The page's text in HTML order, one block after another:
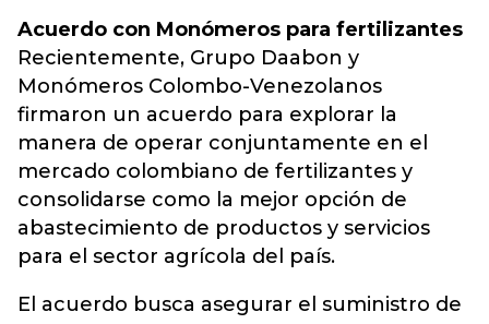
Acuerdo con Monómeros para fertilizantes
Recientemente, Grupo Daabon y
Monómeros Colombo-Venezolanos
firmaron un acuerdo para explorar la
manera de operar conjuntamente en el
mercado colombiano de fertilizantes y
consolidarse como la mejor opción de
abastecimiento de productos y servicios
para el sector agrícola del país.
El acuerdo busca asegurar el suministro de